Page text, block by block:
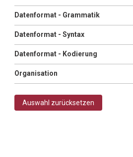
Anzeigen
Datenformat - Grammatik
Anzeigen
Datenformat - Syntax
Anzeigen
Datenformat - Kodierung
Anzeigen
Organisation